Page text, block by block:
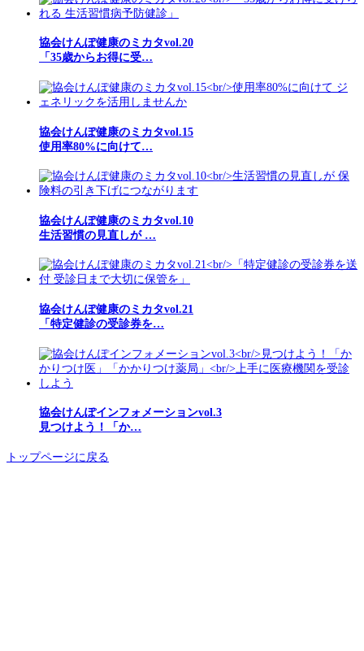
協会けんぽ健康のミカタvol.20
「35歳からお得に受…
協会けんぽ健康のミカタvol.15
使用率80%に向けて…
協会けんぽ健康のミカタvol.10
生活習慣の見直しが …
協会けんぽ健康のミカタvol.21
「特定健診の受診券を…
協会けんぽインフォメーションvol.3
見つけよう！「か…
トップページに戻る